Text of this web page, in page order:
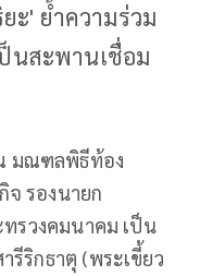
ะ' ย้ำความร่วม
นสะพานเชื่อม
มณฑลพิธีท้อง
จ รองนายก
รวงคมนาคม เป็น
ริกธาตุ (พระเขี้ยว